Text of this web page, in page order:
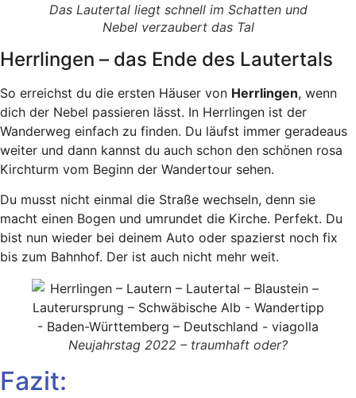
Das Lautertal liegt schnell im Schatten und
Nebel verzaubert das Tal
Herrlingen – das Ende des Lautertals
So erreichst du die ersten Häuser von Herrlingen, wenn
dich der Nebel passieren lässt. In Herrlingen ist der
Wanderweg einfach zu finden. Du läufst immer geradeaus
weiter und dann kannst du auch schon den schönen rosa
Kirchturm vom Beginn der Wandertour sehen.
Du musst nicht einmal die Straße wechseln, denn sie
macht einen Bogen und umrundet die Kirche. Perfekt. Du
bist nun wieder bei deinem Auto oder spazierst noch fix
bis zum Bahnhof. Der ist auch nicht mehr weit.
Neujahrstag 2022 – traumhaft oder?
Fazit: